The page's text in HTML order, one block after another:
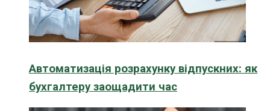
Автоматизація розрахунку відпускних: як
бухгалтеру заощадити час